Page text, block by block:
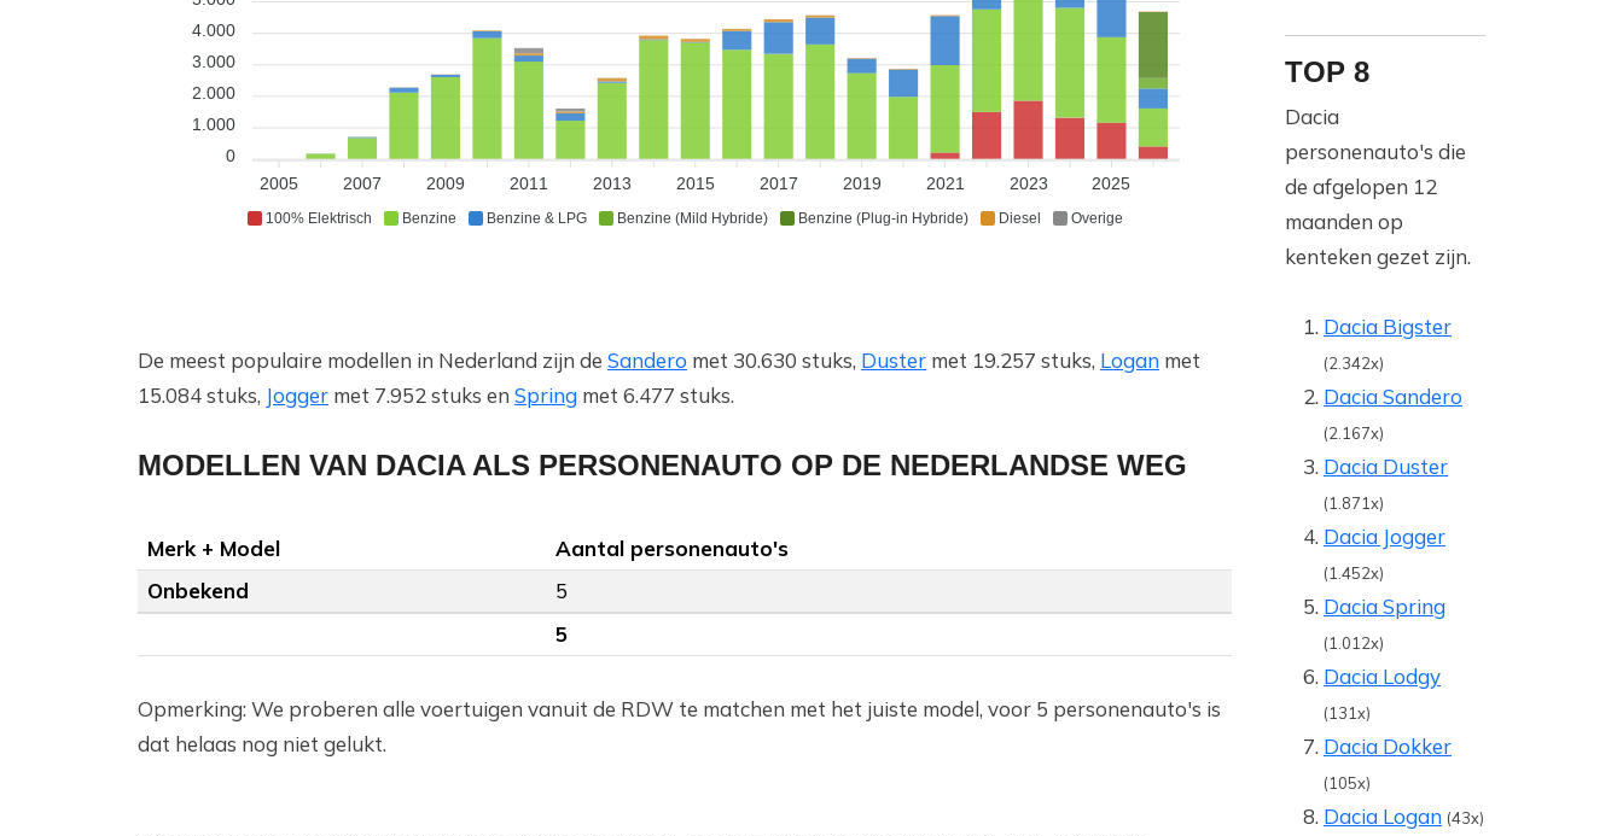
100% Elektrisch Benzine Benzine & LPG Benzine (Mild Hybride) Benzine (Plug-in Hybride) Diesel Overige
4.000
3.000
2.000
1.000
0
2005
2007 2009 2011 2013 2015 2017 2019 2021 2023 2025
De meest populaire modellen in Nederland zijn de Sandero met 30.630 stuks, Duster met 19.257 stuks, Logan met
15.084 stuks, Jogger met 7.952 stuks en Spring met 6.477 stuks.
MODELLEN VAN DACIA ALS PERSONENAUTO OP DE NEDERLANDSE WEG
Merk + Model
Aantal personenauto's
Onbekend
5
5
Opmerking: We proberen alle voertuigen vanuit de RDW te matchen met het juiste model, voor 5 personenauto's is
dat helaas nog niet gelukt.
TOP 8
Dacia
personenauto's die
de afgelopen 12
maanden op
kenteken gezet zijn.
Dacia Bigster
(2.342x)
Dacia Sandero
(2.167x)
Dacia Duster
(1.871x)
Dacia Jogger
(1.452x)
Dacia Spring
(1.012x)
Dacia Lodgy
(131x)
Dacia Dokker
(105x)
Dacia Logan (43x)